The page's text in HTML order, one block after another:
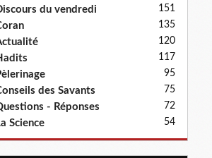
du vendredi 151
135
120
117
95
des Savants 75
- Réponses 72
Science 54